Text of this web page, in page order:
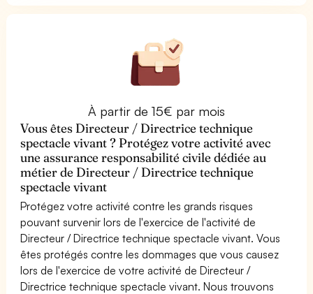
À partir de 15€ par mois
Vous êtes Directeur / Directrice technique
spectacle vivant ? Protégez votre activité avec
une assurance responsabilité civile dédiée au
métier de Directeur / Directrice technique
spectacle vivant
Protégez votre activité contre les grands risques
pouvant survenir lors de l'exercice de l'activité de
Directeur / Directrice technique spectacle vivant. Vous
êtes protégés contre les dommages que vous causez
lors de l'exercice de votre activité de Directeur /
Directrice technique spectacle vivant. Nous trouvons